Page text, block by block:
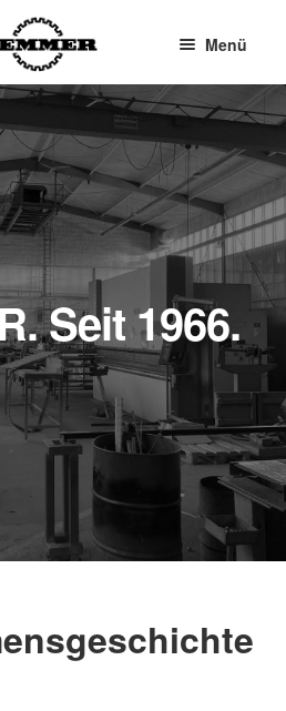
Menü
Seit 1966.